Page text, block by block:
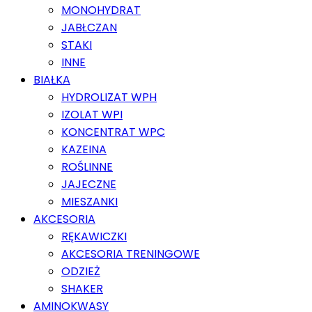
MONOHYDRAT
JABŁCZAN
STAKI
INNE
BIAŁKA
HYDROLIZAT WPH
IZOLAT WPI
KONCENTRAT WPC
KAZEINA
ROŚLINNE
JAJECZNE
MIESZANKI
AKCESORIA
RĘKAWICZKI
AKCESORIA TRENINGOWE
ODZIEŻ
SHAKER
AMINOKWASY